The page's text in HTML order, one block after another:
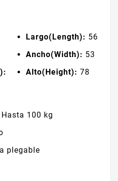
Largo(Length): 56
Ancho(Width): 53
Alto(Height): 78
Hasta 100 kg
plegable